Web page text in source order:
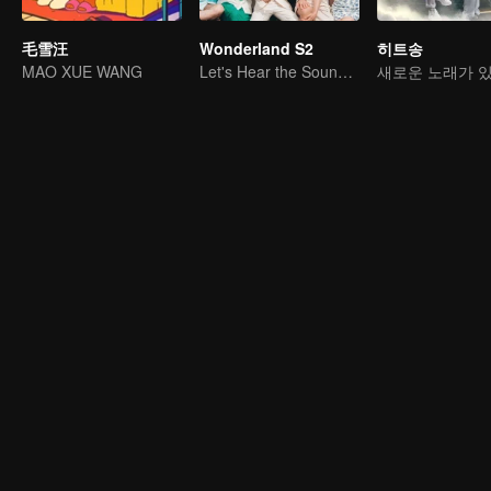
毛雪汪
MAO XUE WANG
Wonderland S2
Let's Hear the Sound of the Sea Together！
히트송